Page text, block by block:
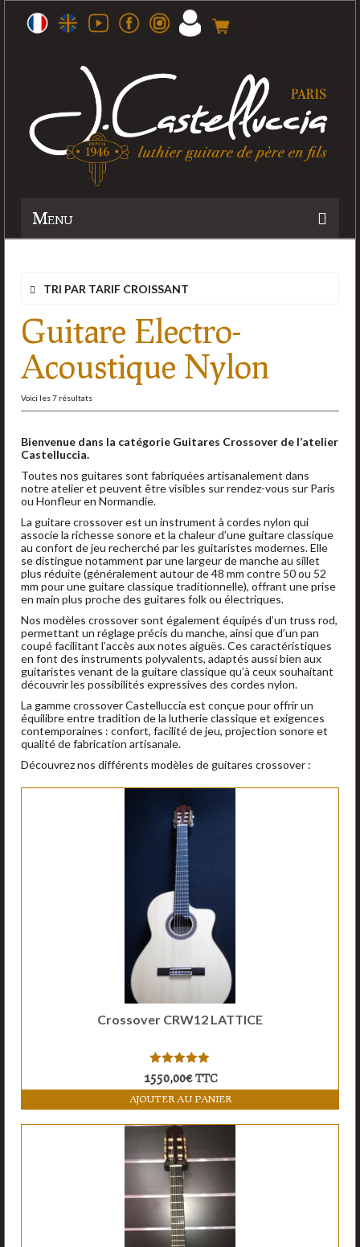
Menu
Atelier
Guitares
Accessoires
Liens
TRI PAR TARIF CROISSANT
Guitare Electro-
Acoustique Nylon
Voici les 7 résultats
Bienvenue dans la catégorie Guitares Crossover de l’atelier
Castelluccia.
Toutes nos guitares sont fabriquées artisanalement dans
notre atelier et peuvent être visibles sur rendez-vous sur Paris
ou Honfleur en Normandie.
La guitare crossover est un instrument à cordes nylon qui
associe la richesse sonore et la chaleur d’une guitare classique
au confort de jeu recherché par les guitaristes modernes. Elle
se distingue notamment par une largeur de manche au sillet
plus réduite (généralement autour de 48 mm contre 50 ou 52
mm pour une guitare classique traditionnelle), offrant une prise
en main plus proche des guitares folk ou électriques.
Nos modèles crossover sont également équipés d’un truss rod,
permettant un réglage précis du manche, ainsi que d’un pan
coupé facilitant l’accès aux notes aiguës. Ces caractéristiques
en font des instruments polyvalents, adaptés aussi bien aux
guitaristes venant de la guitare classique qu’à ceux souhaitant
découvrir les possibilités expressives des cordes nylon.
La gamme crossover Castelluccia est conçue pour offrir un
équilibre entre tradition de la lutherie classique et exigences
contemporaines : confort, facilité de jeu, projection sonore et
qualité de fabrication artisanale.
Découvrez nos différents modèles de guitares crossover :
Crossover CRW12 LATTICE
5.00 sur 5
1550,00€ TTC
AJOUTER AU PANIER